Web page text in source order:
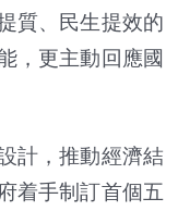
質、民生提效的
，更主動回應國
計，推動經濟結
着手制訂首個五